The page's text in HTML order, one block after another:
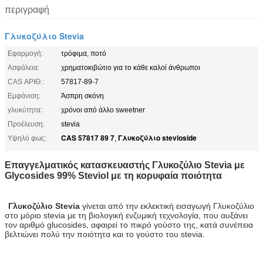
περιγραφή
Γλυκοζύλιο Stevia
Εφαρμογή:
τρόφιμα, ποτό
Ασφάλεια:
χρηματοκιβώτιο για το κάθε καλοί άνθρωποι
CAS ΑΡΙΘ.:
57817-89-7
Εμφάνιση:
Άσπρη σκόνη
γλυκύτητα:
χρόνοι από άλλο sweetner
Προέλευση:
stevia
Υψηλό φως:
CAS 57817 89 7, Γλυκοζύλιο stevioside
Επαγγελματικός κατασκευαστής Γλυκοζύλιο Stevia με
Glycosides 99% Steviol με τη κορυφαία ποιότητα
Γλυκοζύλιο Stevia γίνεται από την εκλεκτική εισαγωγή Γλυκοζύλιο
στο μόριο stevia με τη βιολογική ενζυμική τεχνολογία, που αυξάνει
τον αριθμό glucosides, αφαιρεί το πικρό γούστο της, κατά συνέπεια
βελτιώνει πολύ την ποιότητα και το γούστο του stevia.